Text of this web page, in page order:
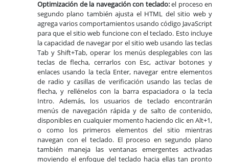
Optimización de la navegación con teclado:el proceso en
segundo plano también ajusta el HTML del sitio web y
agrega varios comportamientos usando código JavaScript
para que el sitio web funcione con el teclado. Esto incluye
la capacidad de navegar por el sitio web usando las teclas
Tab y Shift+Tab, operar los menús desplegables con las
teclas de flecha, cerrarlos con Esc, activar botones y
enlaces usando la tecla Enter, navegar entre elementos
de radio y casillas de verificación usando las teclas de
flecha, y rellénelos con la barra espaciadora o la tecla
Intro. Además, los usuarios de teclado encontrarán
menús de navegación rápida y de salto de contenido,
disponibles en cualquier momento haciendo clic en Alt+1,
o como los primeros elementos del sitio mientras
navegan con el teclado. El proceso en segundo plano
también maneja las ventanas emergentes activadas
moviendo el enfoque del teclado hacia ellas tan pronto